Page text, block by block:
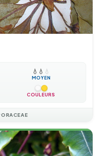
💧 💧 💧
MOYEN
COULEURS